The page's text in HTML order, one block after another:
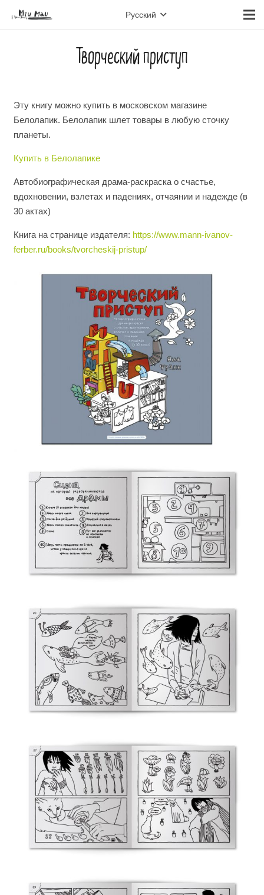
Русский
Творческий приступ
Эту книгу можно купить в московском магазине
Белолапик. Белолапик шлет товары в любую сточку
планеты.
Купить в Белолапике
Автобиографическая драма-раскраска о счастье,
вдохновении, взлетах и падениях, отчаянии и надежде (в
30 актах)
Книга на странице издателя: https://www.mann-ivanov-
ferber.ru/books/tvorcheskij-pristup/